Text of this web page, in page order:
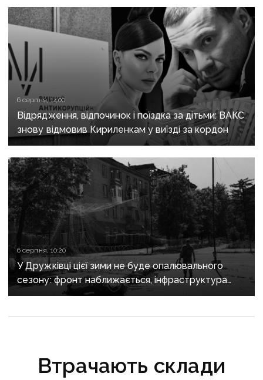
6 серпня, 14:00
Відрядження, відпочинок і поїздка за дітьми: ВАКС
знову відмовив Кириленкам у виїзді за кордон
6 серпня, 10:20
У Дружківці цієї зими не буде опалювального
сезону: фронт наближається, інфраструктура
критично зруйнована
Втрачають склади